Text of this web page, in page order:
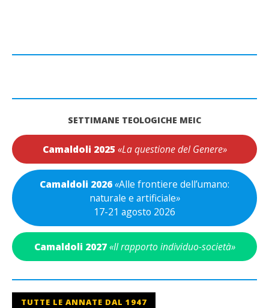
SETTIMANE TEOLOGICHE MEIC
Camaldoli 2025 «La questione del Genere»
Camaldoli 2026«Alle frontiere dell’umano:
naturale e artificiale»
17-21 agosto 2026
Camaldoli 2027 «Il rapporto individuo-società»
TUTTE LE ANNATE DAL 1947